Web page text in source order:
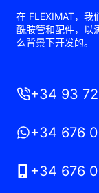
在 FLEXIMAT，我
酰胺管和配件，以
么背景下开发的。
+34 93
+34 676
+34 676